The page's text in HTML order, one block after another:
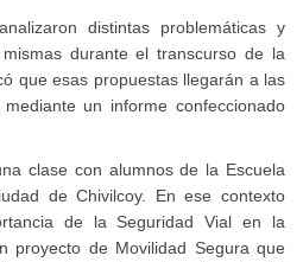
distintas problemáticas y
durante el transcurso de la
que esas propuestas llegarán a las
un informe confeccionado
clase con alumnos de la Escuela
de Chivilcoy. En ese contexto
de la Seguridad Vial en la
proyecto de Movilidad Segura que